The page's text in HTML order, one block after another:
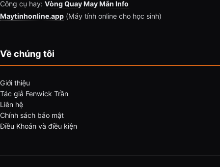
Công cụ hay: Vòng Quay May Mắn Info
Maytinhonline.app (Máy tính online cho học sinh)
Về chúng tôi
Giới thiệu
Tác giả Fenwick Trần
Liên hệ
Chính sách bảo mật
Điều Khoản và điều kiện